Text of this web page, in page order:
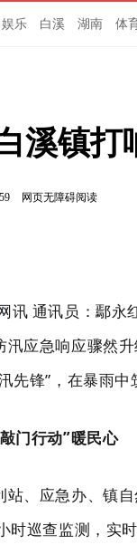
娱乐 白溪 湖南 体
溪镇打
网页无障碍阅读
讯 通讯员：鄢永
汛应急响应骤然
先锋”，在暴雨
门行动”暖民心
站、应急办、镇
时巡查监测，实